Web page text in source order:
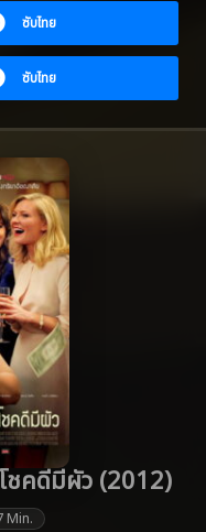
ซับไทย
ซับไทย
ชคดีมีผัว (2012)
Min.